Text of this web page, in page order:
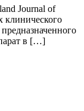
Journal of
клинического
в […]